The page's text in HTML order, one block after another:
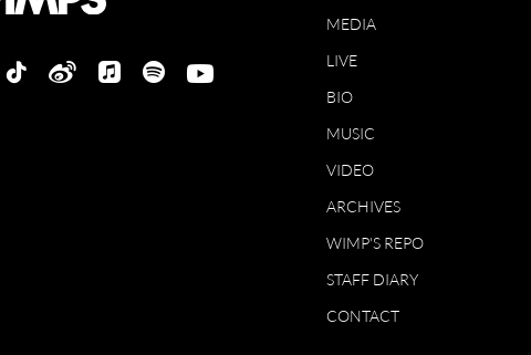
MEDIA
LIVE
BIO
MUSIC
VIDEO
ARCHIVES
WIMP'S REPO
STAFF DIARY
CONTACT